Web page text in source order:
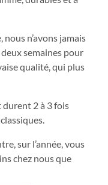
n’avons jamais
semaines pour
qualité, qui plus
2 à 3 fois
sur l’année, vous
chez nous que